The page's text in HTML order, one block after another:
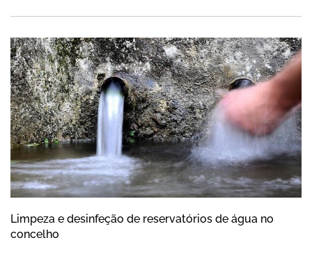
Limpeza e desinfeção de reservatórios
Limpeza e desinfeção de reservatórios de água no
concelho